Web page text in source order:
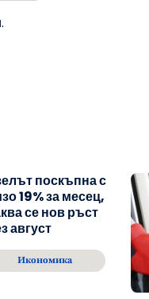
поскъпна с
19% за месец,
се нов ръст
август
Икономика